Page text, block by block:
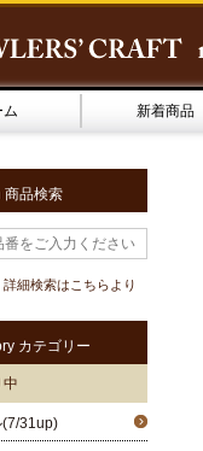
ム 新着商品
商品検索
詳細検索はこちらより
カテゴリー
31up)